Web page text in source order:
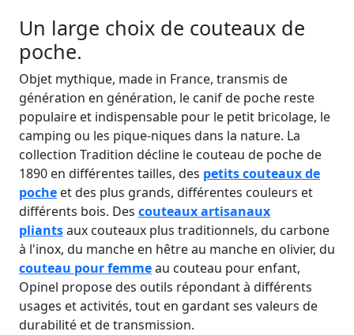
Un large choix de couteaux de
poche.
Objet mythique, made in France, transmis de
génération en génération, le canif de poche reste
populaire et indispensable pour le petit bricolage, le
camping ou les pique-niques dans la nature. La
collection Tradition décline le couteau de poche de
1890 en différentes tailles, des petits couteaux de
poche et des plus grands, différentes couleurs et
différents bois. Des couteaux artisanaux
pliantsaux couteaux plus traditionnels, du carbone
à l'inox, du manche en hêtre au manche en olivier, du
couteau pour femmeau couteau pour enfant,
Opinel propose des outils répondant à différents
usages et activités, tout en gardant ses valeurs de
durabilité et de transmission.